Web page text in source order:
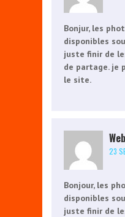
Bonjur, les
disponibles
juste finir de
de partage. je
le site.
23
Bonjour, les
disponibles
juste finir de